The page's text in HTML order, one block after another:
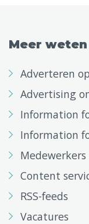
Meer weten
Adverteren
Advertising
Information
Information
Medewerkers
Content
RSS-feeds
Vacatures